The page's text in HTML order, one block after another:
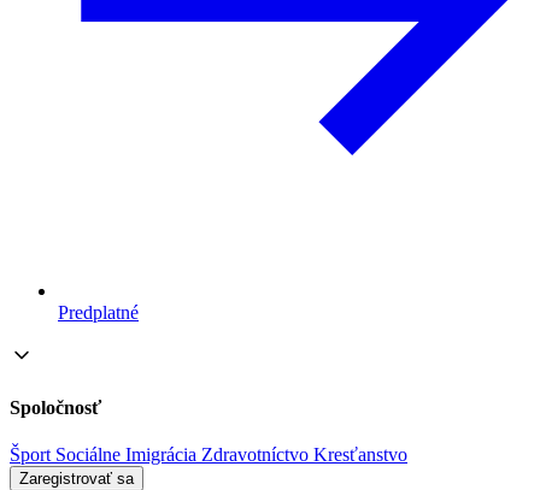
Predplatné
Spoločnosť
Šport Sociálne Imigrácia Zdravotníctvo Kresťanstvo
Zaregistrovať sa